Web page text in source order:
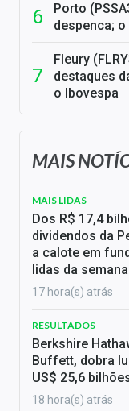
Porto
despenca;
Fleury
destaques
o Ibovespa
MAIS
MAIS LIDAS
Dos R$ 17,4
dividendos da
a calote em
lidas da semana
17 hora(s) atrás
RESULTADOS
Berkshire
Buffett, dobra
US$ 25,6
18 hora(s) atrás